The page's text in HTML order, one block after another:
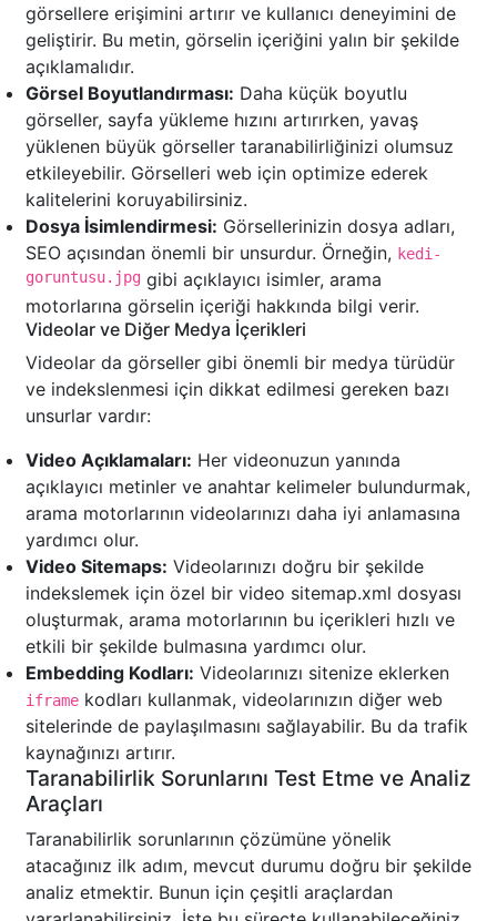
görsellere erişimini artırır ve kullanıcı deneyimini de
geliştirir. Bu metin, görselin içeriğini yalın bir şekilde
açıklamalıdır.
Görsel Boyutlandırması: Daha küçük boyutlu
görseller, sayfa yükleme hızını artırırken, yavaş
yüklenen büyük görseller taranabilirliğinizi olumsuz
etkileyebilir. Görselleri web için optimize ederek
kalitelerini koruyabilirsiniz.
Dosya İsimlendirmesi: Görsellerinizin dosya adları,
SEO açısından önemli bir unsurdur. Örneğin, kedi-
goruntusu.jpg gibi açıklayıcı isimler, arama
motorlarına görselin içeriği hakkında bilgi verir.
Videolar ve Diğer Medya İçerikleri
Videolar da görseller gibi önemli bir medya türüdür
ve indekslenmesi için dikkat edilmesi gereken bazı
unsurlar vardır:
Video Açıklamaları: Her videonuzun yanında
açıklayıcı metinler ve anahtar kelimeler bulundurmak,
arama motorlarının videolarınızı daha iyi anlamasına
yardımcı olur.
Video Sitemaps: Videolarınızı doğru bir şekilde
indekslemek için özel bir video sitemap.xml dosyası
oluşturmak, arama motorlarının bu içerikleri hızlı ve
etkili bir şekilde bulmasına yardımcı olur.
Embedding Kodları: Videolarınızı sitenize eklerken
iframe kodları kullanmak, videolarınızın diğer web
sitelerinde de paylaşılmasını sağlayabilir. Bu da trafik
kaynağınızı artırır.
Taranabilirlik Sorunlarını Test Etme ve Analiz
Araçları
Taranabilirlik sorunlarının çözümüne yönelik
atacağınız ilk adım, mevcut durumu doğru bir şekilde
analiz etmektir. Bunun için çeşitli araçlardan